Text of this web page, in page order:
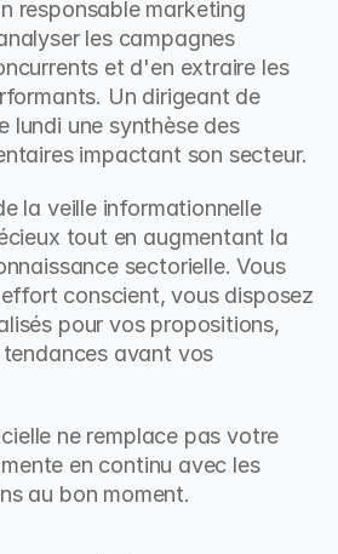
responsable marketing
les campagnes
et d'en extraire les
Un dirigeant de
lundi une synthèse des
impactant son secteur.
la veille informationnelle
tout en augmentant la
sectorielle. Vous
conscient, vous disposez
pour vos propositions,
avant vos
ne remplace pas votre
en continu avec les
au bon moment.